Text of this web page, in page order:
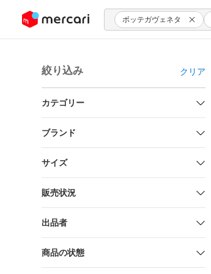
ツにスキップ ボッテガヴェネタ
絞り込み クリア
カテゴリー
ブランド
サイズ
販売状況
出品者
商品の状態